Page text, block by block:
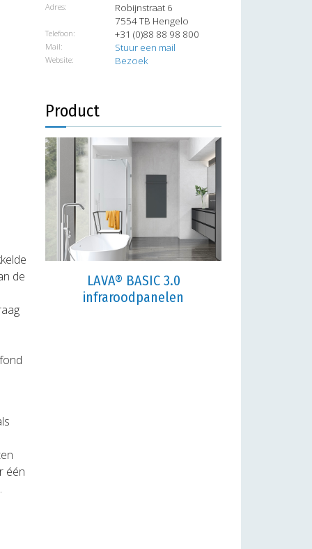
de
één
Adres:
Robijnstraat 6
7554 TB Hengelo
Telefoon: +31 (0)88 88 98 800
Mail: Stuur een mail
Website: Bezoek
Product
LAVA® BASIC 3.0
infraroodpanelen